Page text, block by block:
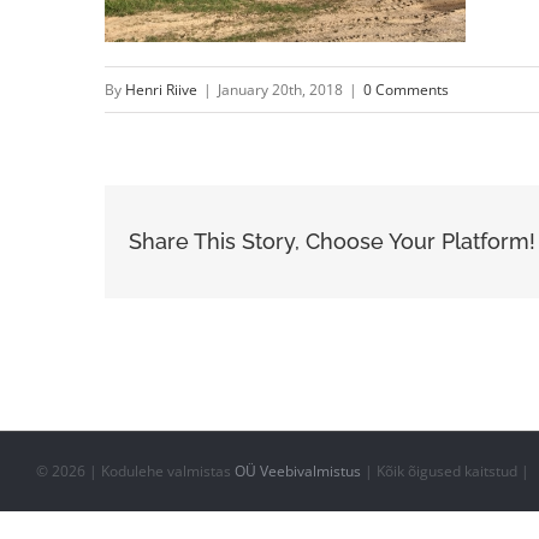
By Henri Riive | January 20th, 2018 | 0 Comments
Share This Story, Choose Your Platform!
© 2026 | Kodulehe valmistas OÜ Veebivalmistus | Kõik õigused kaitstud |